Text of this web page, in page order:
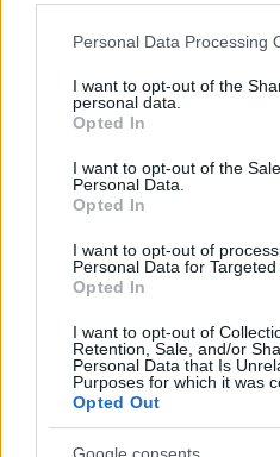
Please note that this website/
not limited to your visit or
grant or deny consent to
use your data for below
consent section.
Personal Data Processing
I want to opt-out of the
personal data.
Opted In
I want to opt-out of the
Personal Data.
Opted In
I want to opt-out of
Personal Data for Targeted
Opted In
I want to opt-out of
Retention, Sale, and/or
Personal Data that Is
Purposes for which it was
Opted Out
Google consents